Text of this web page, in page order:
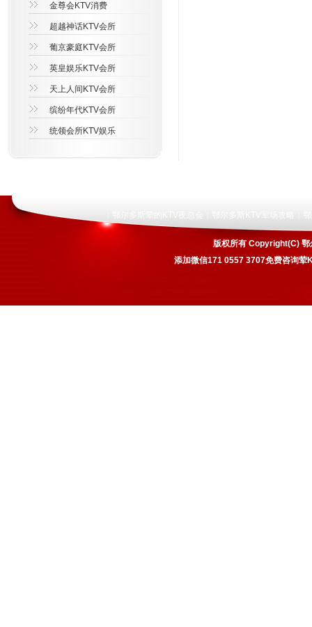
金尊会KTV消费
超越神话KTV会所
葡京豪庭KTV会所
英皇娱乐KTV会所
天上人间KTV会所
缤纷年代KTV会所
统领会所KTV娱乐
版权所有 Copyright(C) 鄂
添加微信171 0557 3707免费咨询荤